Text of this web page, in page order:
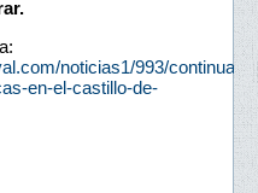
noticias1/993/continuan-
en-el-castillo-de-